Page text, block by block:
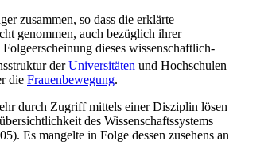
zusammen, so dass die erklärte
genommen, auch bezüglich ihrer
dieses wissen­schaftlich-
derUniversitäten und Hochschulen
die Frauenbewegung.
durch Zugriff mittels einer Disziplin lösen
des Wissenschafts­systems
Es mangelte in Folge dessen zusehens an